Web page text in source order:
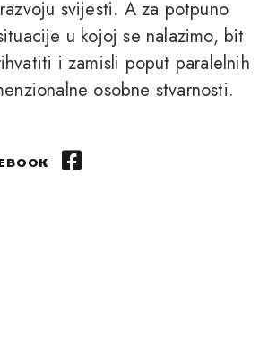
svijesti. A za potpuno
u kojoj se nalazimo, bit
i zamisli poput paralelnih
osobne stvarnosti.